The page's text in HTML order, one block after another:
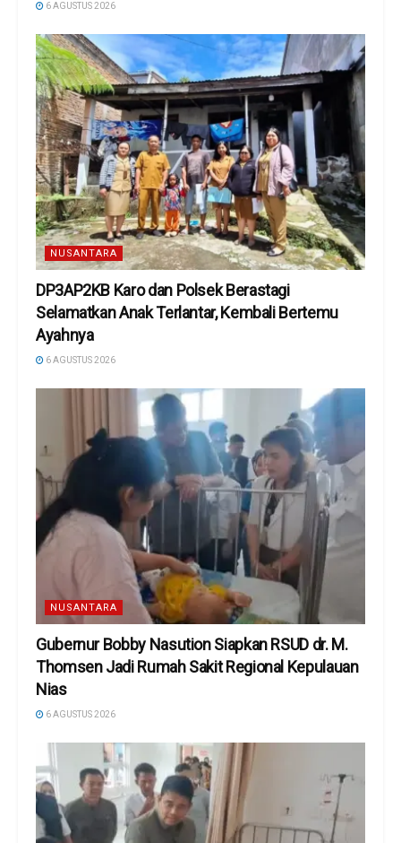
6 AGUSTUS 2026
NUSANTARA
DP3AP2KB Karo dan Polsek Berastagi
Selamatkan Anak Terlantar, Kembali Bertemu
Ayahnya
6 AGUSTUS 2026
NUSANTARA
Gubernur Bobby Nasution Siapkan RSUD dr. M.
Thomsen Jadi Rumah Sakit Regional Kepulauan
Nias
6 AGUSTUS 2026